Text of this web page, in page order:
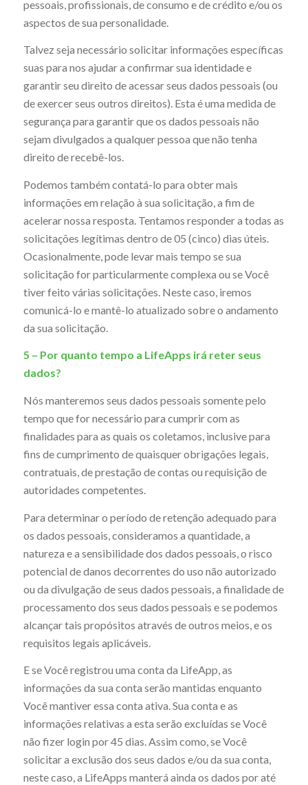
pessoais, profissionais, de consumo e de crédito e/ou os
aspectos de sua personalidade.
Talvez seja necessário solicitar informações específicas
suas para nos ajudar a confirmar sua identidade e
garantir seu direito de acessar seus dados pessoais (ou
de exercer seus outros direitos). Esta é uma medida de
segurança para garantir que os dados pessoais não
sejam divulgados a qualquer pessoa que não tenha
direito de recebê-los.
Podemos também contatá-lo para obter mais
informações em relação à sua solicitação, a fim de
acelerar nossa resposta. Tentamos responder a todas as
solicitações legítimas dentro de 05 (cinco) dias úteis.
Ocasionalmente, pode levar mais tempo se sua
solicitação for particularmente complexa ou se Você
tiver feito várias solicitações. Neste caso, iremos
comunicá-lo e mantê-lo atualizado sobre o andamento
da sua solicitação.
5 – Por quanto tempo a LifeApps irá reter seus
dados?
Nós manteremos seus dados pessoais somente pelo
tempo que for necessário para cumprir com as
finalidades para as quais os coletamos, inclusive para
fins de cumprimento de quaisquer obrigações legais,
contratuais, de prestação de contas ou requisição de
autoridades competentes.
Para determinar o período de retenção adequado para
os dados pessoais, consideramos a quantidade, a
natureza e a sensibilidade dos dados pessoais, o risco
potencial de danos decorrentes do uso não autorizado
ou da divulgação de seus dados pessoais, a finalidade de
processamento dos seus dados pessoais e se podemos
alcançar tais propósitos através de outros meios, e os
requisitos legais aplicáveis.
E se Você registrou uma conta da LifeApp, as
informações da sua conta serão mantidas enquanto
Você mantiver essa conta ativa. Sua conta e as
informações relativas a esta serão excluídas se Você
não fizer login por 45 dias. Assim como, se Você
solicitar a exclusão dos seus dados e/ou da sua conta,
neste caso, a LifeApps manterá ainda os dados por até